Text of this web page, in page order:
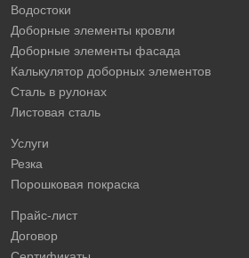
Водостоки
Доборные элементы кровли
Доборные элементы фасада
Калькулятор доборных элементов
Сталь в рулонах
Листовая сталь
Услуги
Резка
Порошковая покраска
Прайс-лист
Договор